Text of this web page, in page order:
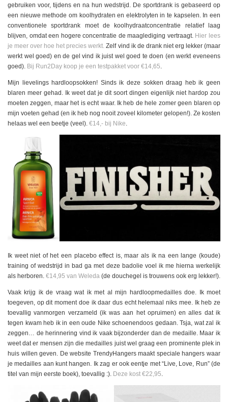
gebruiken voor, tijdens en na hun wedstrijd. De sportdrank is gebaseerd op
een nieuwe methode om koolhydraten en elektro­lyten in te kapselen. In een
conventionele sportdrank moet de koolhydraatconcentratie relatief laag
blijven, omdat een hogere concentratie de maaglediging vertraagt. Hier lees
je meer over hoe het precies werkt. Zelf vind ik de drank niet erg lekker (maar
werkt wel goed) en de gel vind ik juist wel goed te doen (en werkt eveneens
goed). Bij Run2Day koop je een testpakket voor €14,65.
Mijn lievelings hardloopsokken! Sinds ik deze sokken draag heb ik geen
blaren meer gehad. Ik weet dat je dit soort dingen eigenlijk niet hardop zou
moeten zeggen, maar het is echt waar. Ik heb de hele zomer geen blaren op
mijn voeten gehad (en ik heb nog nooit zoveel kilometer gelopen!). Ze kosten
helaas wel een beetje (veel). €14,- bij Nike.
Ik weet niet of het een placebo effect is, maar als ik na een lange (koude)
training of wedstrijd in bad ga met deze badolie voel ik me hierna werkelijk
als herboren. €14,95 van Weleda (de douchegel is trouwens ook erg lekker!).
Vaak krijg ik de vraag wat ik met al mijn hardloopmedailles doe. Ik moet
toegeven, op dit moment doe ik daar dus echt helemaal niks mee. Ik heb ze
toevallig vanmorgen verzameld (ik was aan het opruimen) en alles dat ik
tegen kwam heb ik in een oude Nike schoenendoos gedaan. Tsja, wat zal ik
zeggen… de herinnering vind ik vaak bijzonderder dan de medaille. Maar ik
weet dat er mensen zijn die medailles juist wel graag een prominente plek in
huis willen geven. De website TrendyHangers maakt speciale hangers waar
je medailles aan kunt hangen. Ik zag er ook eentje met “Live, Love, Run” (de
titel van mijn eerste boek), toevallig :). Deze kost €22,95.